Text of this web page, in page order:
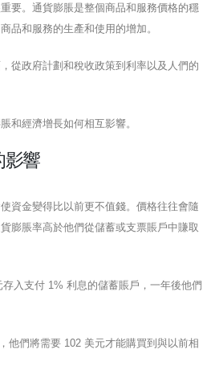
要。通貨膨脹是整個商品和服務價格的穩
品和服務的生產和使用的增加。
從政府計劃和稅收政策到利率以及人們的
和經濟增長如何相互影響。
影響
資金變得比以前更不值錢。價格往往會隨
膨脹率高於他們從儲蓄或支票賬戶中賺取
入支付 1% 利息的儲蓄賬戶，一年後他們
他們將需要 102 美元才能購買到與以前相